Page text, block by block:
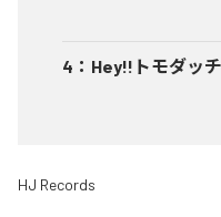
4 ： Hey!!トモダッ
HJ Records